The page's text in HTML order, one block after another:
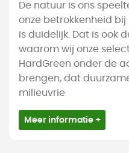
De natuur is ons
onze betrokkenheid bij
is duidelijk. Dat is ook
waarom wij onze
HardGreen onder de
brengen, dat
milieuvrie
Meer informatie +